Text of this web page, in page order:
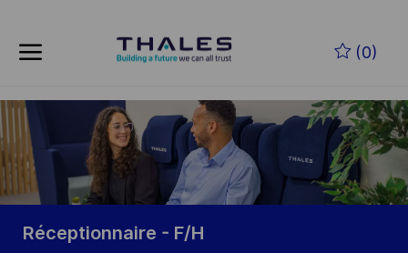
(0)
-
Réceptionnaire - F/H